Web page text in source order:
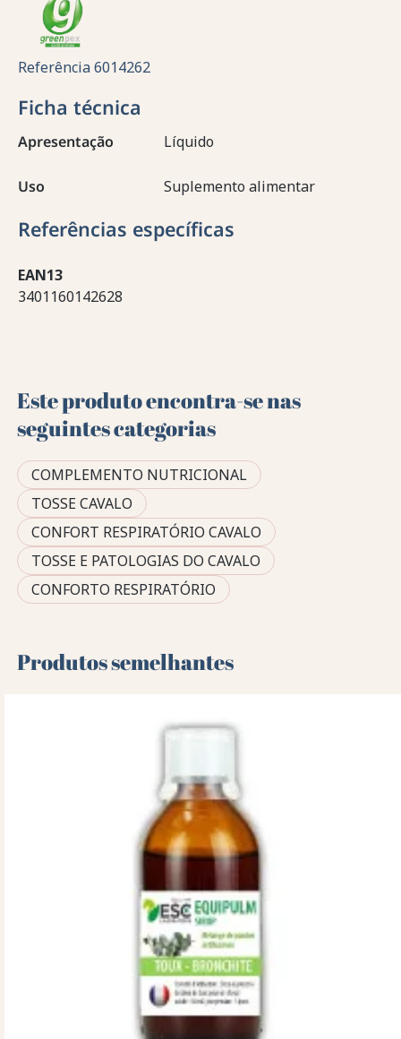
Referência6014262
Ficha técnica
Apresentação Líquido
Uso Suplemento alimentar
Referências específicas
EAN13
3401160142628
Este produto encontra-se nas
seguintes categorias
COMPLEMENTO NUTRICIONAL
TOSSE CAVALO
CONFORT RESPIRATÓRIO CAVALO
TOSSE E PATOLOGIAS DO CAVALO
CONFORTO RESPIRATÓRIO
Produtos semelhantes